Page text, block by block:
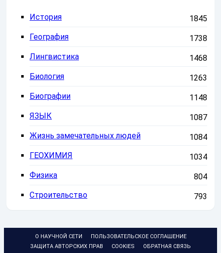
История
1845
География
1738
Лингвистика
1468
Биология
1263
Биографии
1148
ЯЗЫК
1087
Жизнь замечательных людей
1084
ГЕОХИМИЯ
1034
Физика
804
Строительство
793
О НАУЧНОЙ СЕТИ
ПОЛЬЗОВАТЕЛЬСКОЕ СОГЛАШЕНИЕ
ЗАЩИТА АВТОРСКИХ ПРАВ
COOKIES ОБРАТНАЯ СВЯЗЬ